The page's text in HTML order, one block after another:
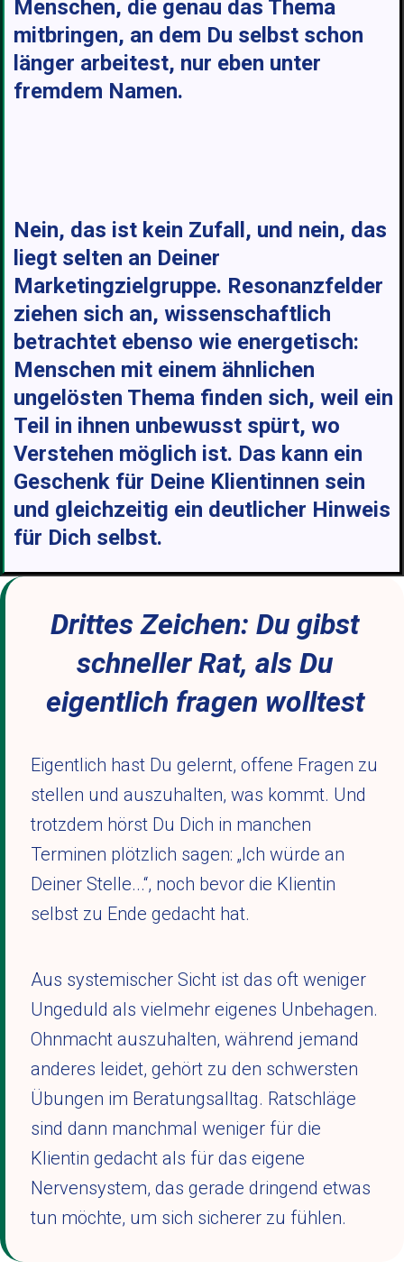
Menschen, die genau das Thema
mitbringen, an dem Du selbst schon
länger arbeitest, nur eben unter
fremdem Namen.
Nein, das ist kein Zufall, und nein, das
liegt selten an Deiner
Marketingzielgruppe. Resonanzfelder
ziehen sich an, wissenschaftlich
betrachtet ebenso wie energetisch:
Menschen mit einem ähnlichen
ungelösten Thema finden sich, weil ein
Teil in ihnen unbewusst spürt, wo
Verstehen möglich ist. Das kann ein
Geschenk für Deine Klientinnen sein
und gleichzeitig ein deutlicher Hinweis
für Dich selbst.
Drittes Zeichen: Du gibst
schneller Rat, als Du
eigentlich fragen wolltest
Eigentlich hast Du gelernt, offene Fragen zu
stellen und auszuhalten, was kommt. Und
trotzdem hörst Du Dich in manchen
Terminen plötzlich sagen: „Ich würde an
Deiner Stelle...“, noch bevor die Klientin
selbst zu Ende gedacht hat.
Aus systemischer Sicht ist das oft weniger
Ungeduld als vielmehr eigenes Unbehagen.
Ohnmacht auszuhalten, während jemand
anderes leidet, gehört zu den schwersten
Übungen im Beratungsalltag. Ratschläge
sind dann manchmal weniger für die
Klientin gedacht als für das eigene
Nervensystem, das gerade dringend etwas
tun möchte, um sich sicherer zu fühlen.